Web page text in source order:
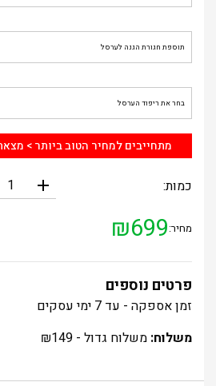
מתחייבים למחיר הטוב ביותר >
כמות: add
מחיר: ₪699
פרטים נוספים
זמן אספקה - עד 7 ימי עסקים
משלוח: משלוח גדול - ₪149